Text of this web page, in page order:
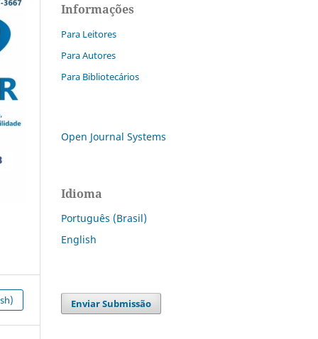
Informações
Para Leitores
Para Autores
Para Bibliotecários
Open Journal Systems
Idioma
Português (Brasil)
English
Enviar Submissão